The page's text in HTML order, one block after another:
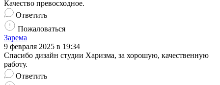
Качество превосходное.
Ответить
Пожаловаться
Зарема
9 февраля 2025 в 19:34
Спасибо дизайн студии Харизма, за хорошую, качественную
работу.
Ответить